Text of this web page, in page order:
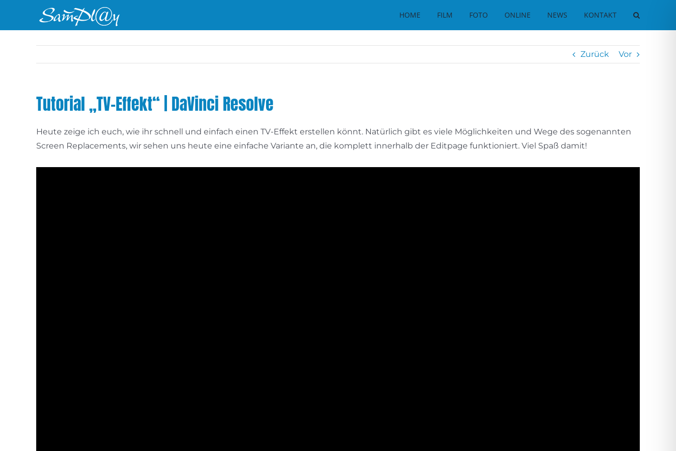
HOME FILM FOTO ONLINE NEWS KONTAKT
Zurück Vor
Tutorial „TV-Effekt“ | DaVinci Resolve
Heute zeige ich euch, wie ihr schnell und einfach einen TV-Effekt erstellen könnt. Natürlich gibt es viele Möglichkeiten und Wege des sogenannten
Screen Replacements, wir sehen uns heute eine einfache Variante an, die komplett innerhalb der Editpage funktioniert. Viel Spaß damit!